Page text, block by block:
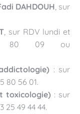
DAHDOUH, sur
, sur RDV lundi et
80 09 ou
: sur
80 56 01.
toxicologie) : sur
49 44 44.